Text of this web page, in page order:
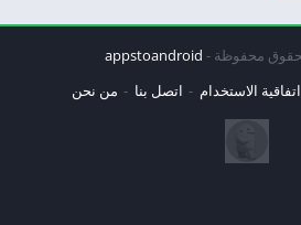
appstoandroid
اتفاقية الاستخدام اتصل بنا من نحن